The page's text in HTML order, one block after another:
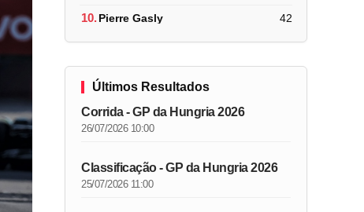
10.Pierre Gasly 42
Últimos Resultados
Corrida - GP da Hungria 2026
26/07/2026 10:00
Classificação - GP da Hungria 2026
25/07/2026 11:00